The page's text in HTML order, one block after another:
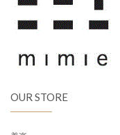
OUR STORE